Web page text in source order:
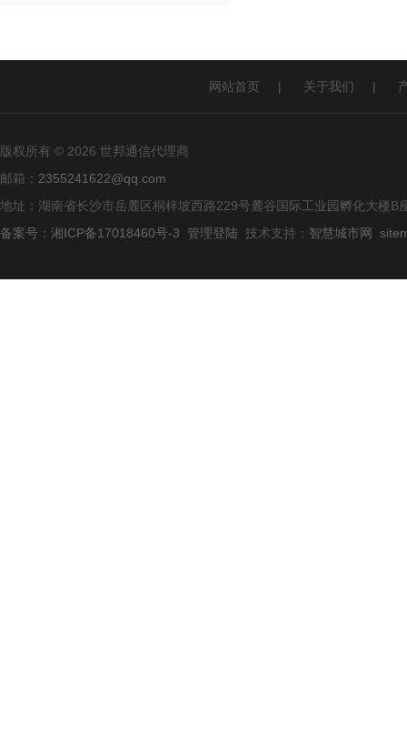
网站首页 | 关于我们 |
版权所有 © 2026 世邦通信代理商
邮箱： 2355241622@qq.com
地址：湖南省长沙市岳麓区桐梓坡西路229号麓谷国际工业园孵化大楼B
备案号：湘ICP备17018460号-3
管理登陆 技术支持： 智慧城市网